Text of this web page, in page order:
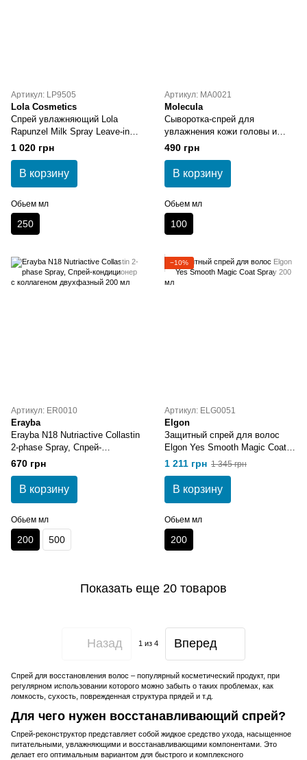
Артикул: LP9505
Lola Cosmetics
Спрей увлажняющий Lola
Rapunzel Milk Spray Leave-in
Conditioner
1 020 грн
В корзину
Обьем мл
250
Артикул: MA0021
Molecula
Сыворотка-спрей для
увлажнения кожи головы и
стимуляции роста волос
Molecula Scalp Serum Hydration
& Stimulation 100 мл
490 грн
В корзину
Обьем мл
100
Артикул: ER0010
Erayba
Erayba N18 Nutriactive Collastin
2-phase Spray, Спрей-
кондиционер с коллагеном
двухфазный 200 мл
670 грн
В корзину
Обьем мл
200 500
−10%
Артикул: ELG0051
Elgon
Защитный спрей для волос
Elgon Yes Smooth Magic Coat
Spray 200 мл
1 211 грн 1 345 грн
В корзину
Обьем мл
200
Показать еще 20 товаров
Назад 1 из 4 Вперед
Спрей для восстановления волос – популярный косметический продукт, при
регулярном использовании которого можно забыть о таких проблемах, как
ломкость, сухость, поврежденная структура прядей и т.д.
Для чего нужен восстанавливающий спрей?
Спрей-реконструктор представляет собой жидкое средство ухода, насыщенное
питательными, увлажняющими и восстанавливающими компонентами. Это
делает его оптимальным вариантом для быстрого и комплексного